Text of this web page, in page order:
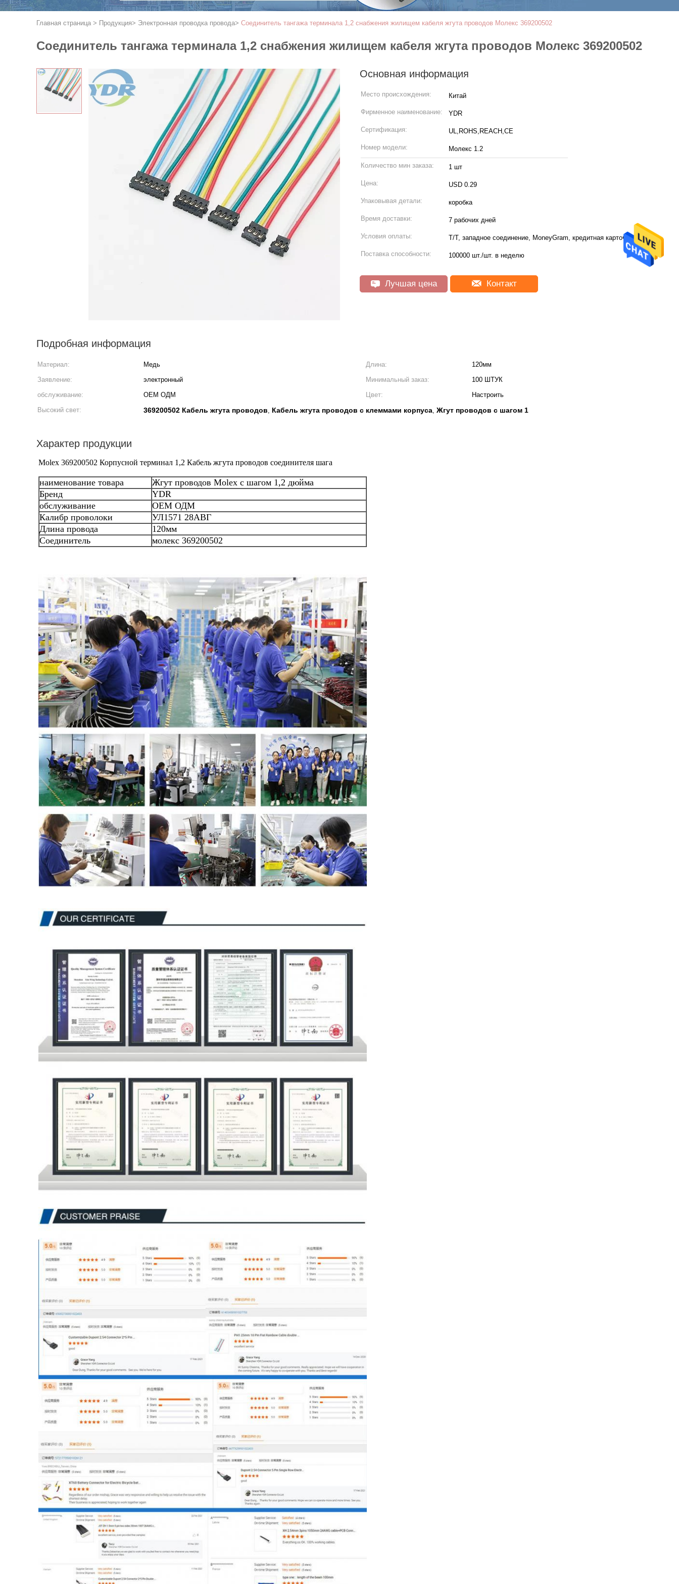
Оставьте сообщение
Мы скоро тебе перезвоним!
Отправить
Главная страница > Продукция> Электронная проводка провода> Соединитель тангажа терминала 1,2 снабжения жилищем кабеля жгута проводов Молекс 369200502
Соединитель тангажа терминала 1,2 снабжения жилищем кабеля жгута проводов Молекс 369200502
Основная информация
Место происхождения: Китай
Фирменное наименование: YDR
Сертификация: UL,ROHS,REACH,CE
Номер модели: Молекс 1.2
Количество мин заказа: 1 шт
Цена: USD 0.29
Упаковывая детали: коробка
Время доставки: 7 рабочих дней
Условия оплаты: T/T, западное соединение, MoneyGram, кредитная карточка
Поставка способности: 100000 шт./шт. в неделю
Лучшая цена Контакт
Подробная информация
Материал: Медь Длина:
120мм
Заявление:
электронный Минимальный заказ:
100 ШТУК
обслуживание:
ОЕМ ОДМ Цвет:
Настроить
Высокий свет:
369200502 Кабель жгута проводов, Кабель жгута проводов с клеммами корпуса, Жгут проводов с шагом 1
Характер продукции
Molex 369200502 Корпусной терминал 1,2 Кабель жгута проводов соединителя шага
наименование товара
Жгут проводов Molex с шагом 1,2 дюйма
Бренд
YDR
обслуживание
ОЕМ ОДМ
Калибр проволоки
УЛ1571 28АВГ
Длина провода
120мм
Соединитель
молекс 369200502